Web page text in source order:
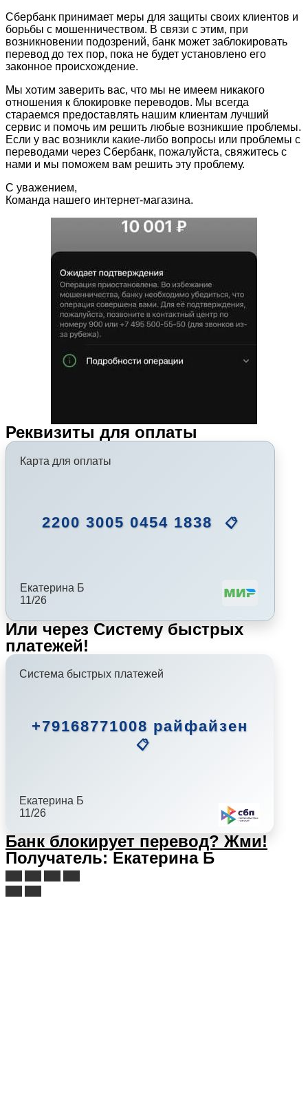
Сбербанк принимает меры для защиты своих клиентов и
борьбы с мошенничеством. В связи с этим, при
возникновении подозрений, банк может заблокировать
перевод до тех пор, пока не будет установлено его
законное происхождение.
Мы хотим заверить вас, что мы не имеем никакого
отношения к блокировке переводов. Мы всегда
стараемся предоставлять нашим клиентам лучший
сервис и помочь им решить любые возникшие проблемы.
Если у вас возникли какие-либо вопросы или проблемы с
переводами через Сбербанк, пожалуйста, свяжитесь с
нами и мы поможем вам решить эту проблему.
С уважением,
Команда нашего интернет-магазина.
Реквизиты для оплаты
Карта для оплаты
2200 3005 0454 1838 📋
Екатерина Б
11/26
Или через Систему быстрых
платежей!
Система быстрых платежей
+79168771008 райфайзен
📋
Екатерина Б
11/26
Банк блокирует перевод? Жми!
Получатель: Екатерина Б